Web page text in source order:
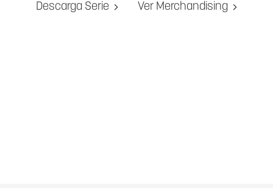
Descarga Serie Ver Merchandising